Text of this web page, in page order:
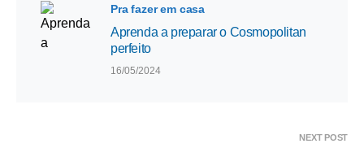
Pra fazer em casa
Aprenda a preparar o Cosmopolitan
perfeito
16/05/2024
NEXT POST